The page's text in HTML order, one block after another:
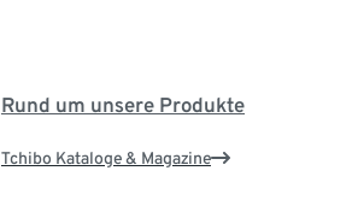
Rund um unsere Produkte
Tchibo Kataloge & Magazine